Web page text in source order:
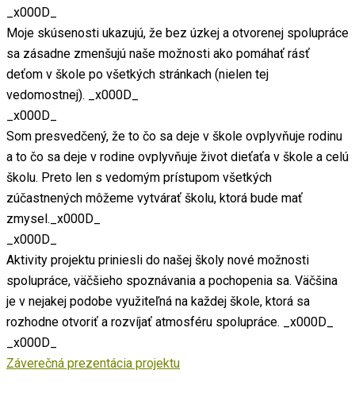
_x000D_
Moje skúsenosti ukazujú, že bez úzkej a otvorenej spolupráce
sa zásadne zmenšujú naše možnosti ako pomáhať rásť
deťom v škole po všetkých stránkach (nielen tej
vedomostnej).
_x000D_
_x000D_
Som presvedčený, že to čo sa deje v škole ovplyvňuje rodinu
a to čo sa deje v rodine ovplyvňuje život dieťaťa v škole a celú
školu. Preto len s vedomým prístupom všetkých
zúčastnených môžeme vytvárať školu, ktorá bude mať
zmysel. _x000D_
_x000D_
Aktivity projektu priniesli do našej školy nové možnosti
spolupráce, väčšieho spoznávania a pochopenia sa. Väčšina
je v nejakej podobe využiteľná na každej škole, ktorá sa
rozhodne otvoriť a rozvíjať atmosféru spolupráce.
_x000D_
_x000D_
Záverečná prezentácia projektu